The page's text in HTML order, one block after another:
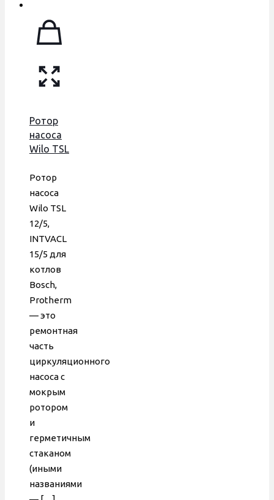
Ротор
насоса
Wilo TSL
INTVACL
15/5,
Bosch,
Protherm,
втулка
35 мм,
DUCA
Ротор
насоса
Wilo TSL
12/5,
INTVACL
15/5 для
котлов
Bosch,
Protherm
— это
ремонтная
часть
циркуляционного
насоса с
мокрым
ротором
и
герметичным
стаканом
(иными
названиями